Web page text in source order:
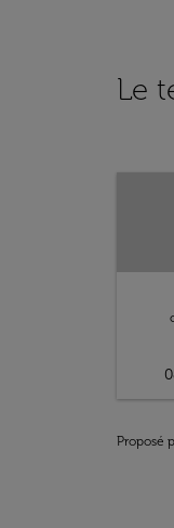
Le
Proposé